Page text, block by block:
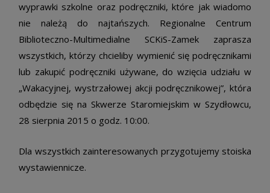
wyprawki szkolne oraz podręczniki, które jak wiadomo
nie należą do najtańszych. Regionalne Centrum
Biblioteczno-Multimedialne SCKiS-Zamek zaprasza
wszystkich, którzy chcieliby wymienić się podręcznikami
lub zakupić podręczniki używane, do wzięcia udziału w
„Wakacyjnej, wystrzałowej akcji podręcznikowej”, która
odbędzie się na Skwerze Staromiejskim w Szydłowcu,
28 sierpnia 2015 o godz. 10:00.
Dla wszystkich zainteresowanych przygotujemy stoiska
wystawiennicze.